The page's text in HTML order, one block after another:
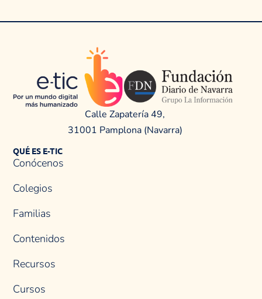
Calle Zapatería 49,
31001 Pamplona (Navarra)
QUÉ ES E-TIC
Conócenos
Colegios
Familias
Contenidos
Recursos
Cursos